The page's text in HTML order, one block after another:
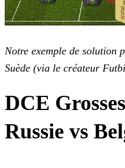
Notre exemple de solution
Suède (via le créateur
DCE
Russie vs